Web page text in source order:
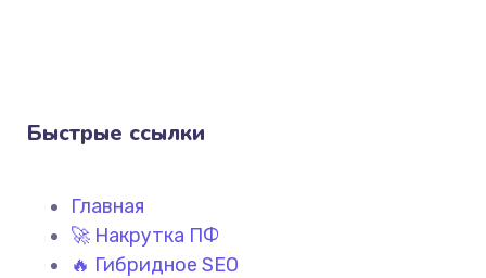
Быстрые ссылки
Главная
🚀 Накрутка ПФ
🔥 Гибридное SEO